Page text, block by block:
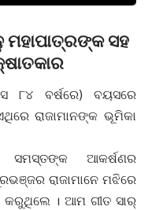
ମହାପାତ୍ରଙ୍କ ସହ
୮୪ ବର୍ଷରେ) ବୟସରେ
ରାଜାମାନଙ୍କ ଭୂମିକା
ସମସ୍ତଙ୍କ ଆକର୍ଷଣର
ରାଜାମାନେ ମଝିରେ
। ଆମ ଗୀତ ସାର୍